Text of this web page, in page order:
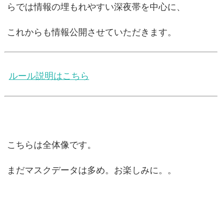
らでは情報の埋もれやすい深夜帯を中心に、
これからも情報公開させていただきます。
ルール説明はこちら
こちらは全体像です。
まだマスクデータは多め。お楽しみに。。